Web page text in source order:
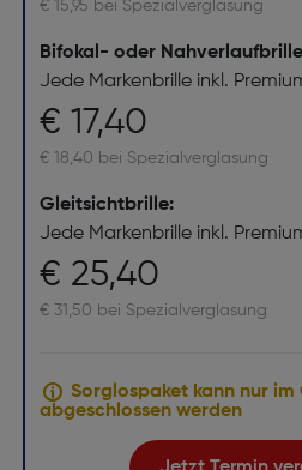
€ 15,95 bei Spezialverglasung
Bifokal- oder
Jede Markenbrille inkl.
€ 17,40
€ 18,40 bei Spezialverglasung
Gleitsichtbrille:
Jede Markenbrille inkl.
€ 25,40
€ 31,50 bei Spezialverglasung
Sorglospaket kann nur im
abgeschlossen werden